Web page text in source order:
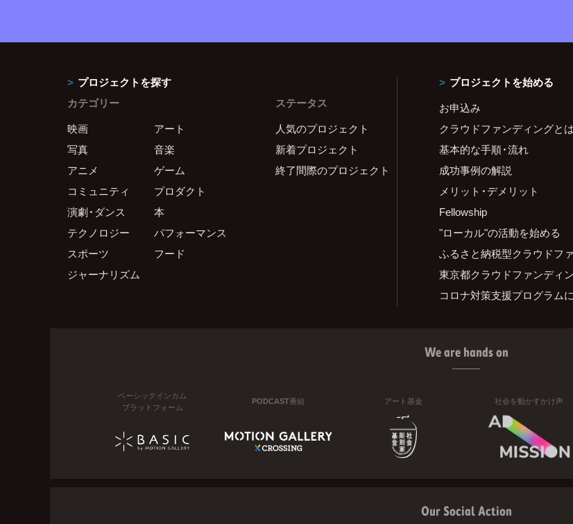
プロジェクトを探す
カテゴリー
映画
アート
写真
音楽
アニメ
ゲーム
コミュニティ
プロダクト
演劇・ダンス
本
テクノロジー
パフォーマンス
スポーツ
フード
ジャーナリズム
ステータス
人気のプロジェクト
新着プロジェクト
終了間際のプロジェクト
プロジェクトを始める
お申込み
クラウドファンディングとは
基本的な手順・流れ
成功事例の解説
メリット・デメリット
Fellowship
"ローカル"の活動を始める
ふるさと納税型クラウドフ
東京都クラウドファンディ
コロナ対策支援プログラム
We are hands on
ベーシックインカム
プラットフォーム
PODCAST番組 アート基金 社会を動かすかけ声
Our Social Action